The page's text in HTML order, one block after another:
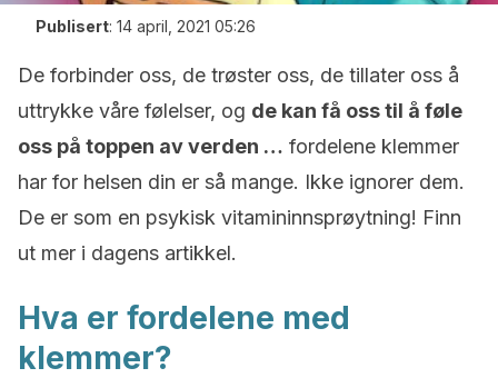
Publisert: 14 april, 2021 05:26
De forbinder oss, de trøster oss, de tillater oss å
uttrykke våre følelser, og de kan få oss til å føle
oss på toppen av verden … fordelene klemmer
har for helsen din er så mange. Ikke ignorer dem.
De er som en psykisk vitamininnsprøytning! Finn
ut mer i dagens artikkel.
Hva er fordelene med
klemmer?